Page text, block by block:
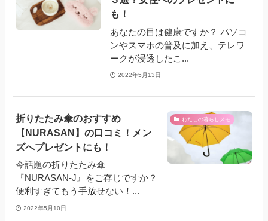
も！
あなたの目は健康ですか？ パソコ
ンやスマホの普及に加え、テレワ
ークが浸透したこ...
2022年5月13日
わたしの暮らしメモ
折りたたみ傘のおすすめ
【NURASAN】の口コミ！メン
ズへプレゼントにも！
今話題の折りたたみ傘
『NURASAN-J』をご存じですか？
便利すぎてもう手放せない！...
2022年5月10日